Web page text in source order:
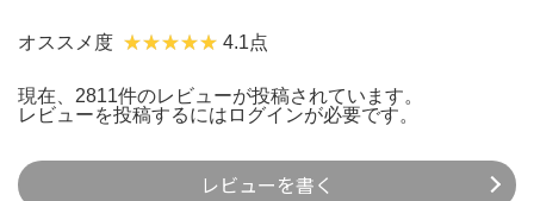
オススメ度 4.1点
現在、2811件のレビューが投稿されています。
レビューを投稿するには ログインが必要です。
レビューを書く